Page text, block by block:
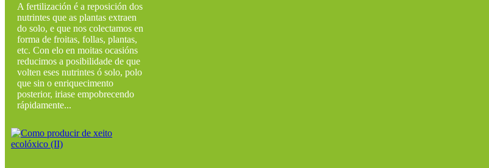
A fertilización é a reposición dos
nutrintes que as plantas extraen
do solo, e que nos colectamos en
forma de froitas, follas, plantas,
etc. Con elo en moitas ocasións
reducimos a posibilidade de que
volten eses nutrintes ó solo, polo
que sin o enriquecimento
posterior, iriase empobrecendo
rápidamente...